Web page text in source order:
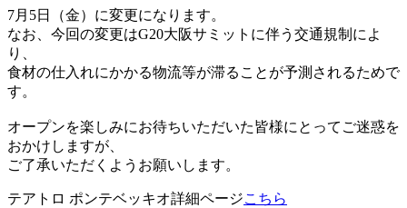
7月 5日（金）に変更になります。
なお、今回の変更はG20大阪サミットに伴う交通規制によ
り、
食材の仕入れにかかる物流等が滞ることが予測されるためで
す。
オープンを楽しみにお待ちいただいた皆様にとってご迷惑を
おかけしますが、
ご了承いただくようお願いします。
テアトロ ポンテベッキオ詳細ページこちら